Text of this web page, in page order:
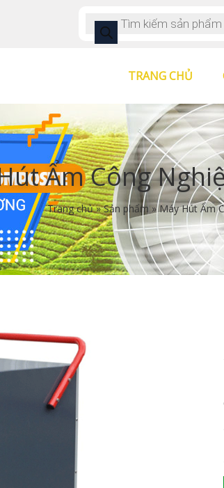
TRANG CHỦ
Ẩm Công
Trang chủ»Sản phẩm»Máy Hút Ẩm